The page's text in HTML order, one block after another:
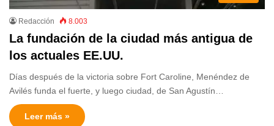
Redacción 8.003
La fundación de la ciudad más antigua de
los actuales EE.UU.
Días después de la victoria sobre Fort Caroline, Menéndez de
Avilés funda el fuerte, y luego ciudad, de San Agustín…
Leer más »